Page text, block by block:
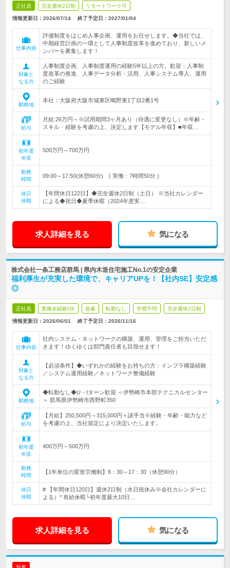
正社員 完全週休2日制 リモートワーク可
情報更新日：2026/07/14 終了予定日： 2027/01/04
仕事内容
評価制度をはじめ人事企画、運用をお任せします。◆当社では、
中期経営計画の一環として人事制度改革を進めており、新しいメ
ンバーを募集します！
対象と
なる方
人事制度企画、人事制度運用の経験5年以上の方。歓迎：人事制
度改革の推進、人事データ分析・活用、人事システム導入、運用
のご経験
勤務地
本社：大阪府大阪市城東区鴫野東1丁目2番1号
給与
月給:26万円～※試用期間3ヶ月あり（待遇に変更なし）※年齢・
スキル・経験を考慮の上、決定します【モデル年収】■年収…
初年度
年収
500万円～700万円
勤務
時間
09:00～17:50(休憩60分) ( 実働：7時間50分 )
休日
休暇
【年間休日122日】◆完全週休2日制（土日） ※当社カレンダー
による◆祝日◆夏季休暇（2024年度実…
求人詳細を見る 気になる
株式会社一条工務店群馬 | 県内木造住宅施工No.1の安定企業
福利厚生が充実した環境で、キャリアUPを！【社内SE】安定感
◎
正社員 業種未経験OK 急募 転勤なし 学歴不問 完全週休2日制
情報更新日：2026/06/01 終了予定日： 2026/11/16
仕事内容
社内システム・ネットワークの構築、運用、管理をご担当いただ
きます！ゆくゆくは部門責任者も目指せます！
対象と
なる方
【必須条件】◆いずれかの経験をお持ちの方：インフラ構築経験
／システム運用経験／ネットワーク整備経験
勤務地
◆転勤なし◆U・Iターン歓迎 ＜伊勢崎市本部テクニカルセンター
＞ 群馬県伊勢崎市西野町350
給与
【月給】250,500円～315,000円＋諸手当※経験・年齢・能力など
を考慮の上、当社規定により決定いたします。
初年度
年収
400万円～500万円
勤務
時間
【1年単位の変形労働制】8：30～17：30（休憩90分）
休日
休暇
# 【年間休日120日】週休2日制（水日祝休み※会社カレンダーに
よる）* 有給休暇└初年度最大10日…
求人詳細を見る 気になる